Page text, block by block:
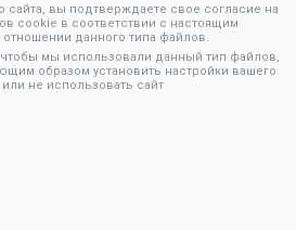
сайта, вы подтверждаете свое согласие на
cookie в соответствии с настоящим
данного типа файлов.
мы использовали данный тип файлов,
образом установить настройки вашего
или не использовать сайт